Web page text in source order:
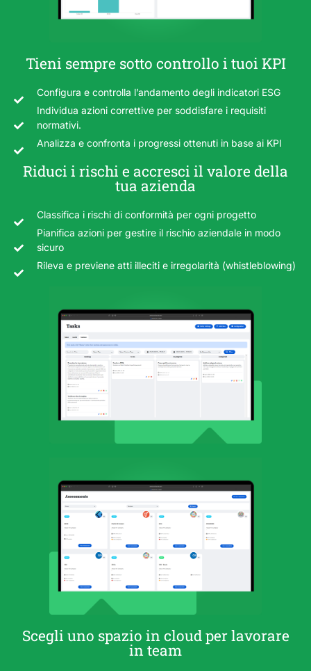
Tieni sempre sotto controllo i tuoi KPI
Configura e controlla l’andamento degli indicatori ESG
Individua azioni correttive per soddisfare i requisiti
normativi.
Analizza e confronta i progressi ottenuti in base ai KPI
Riduci i rischi e accresci il valore della
tua azienda
Classifica i rischi di conformità per ogni progetto
Pianifica azioni per gestire il rischio aziendale in modo
sicuro
Rileva e previene atti illeciti e irregolarità (whistleblowing)
Scegli uno spazio in cloud per lavorare
in team